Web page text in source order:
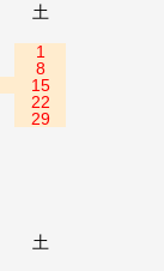
土
1
8
15
22
29
土